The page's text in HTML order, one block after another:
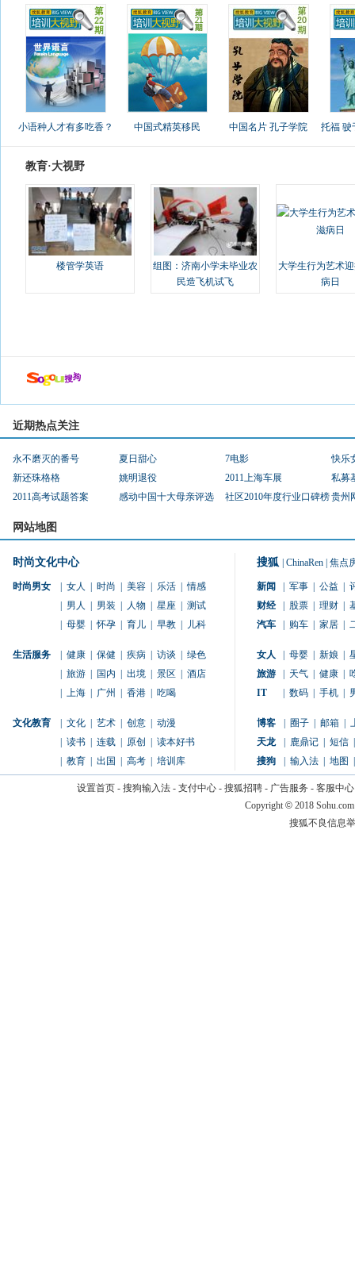
小语种人才有多吃香？ 中国式精英移民 中国名片 孔子学院 托福 驶
教育·大视野
楼管学英语
组图：济南小学未毕业农
民造飞机试飞
大学生行为艺术
病日
近期热点关注
永不磨灭的番号 夏日甜心 7电影
快乐
新还珠格格
姚明退役 2011上海车展
私募
2011高考试题答案
感动中国十大母亲评选 社区2010年度行业口碑榜贵州
网站地图
时尚文化中心
时尚男女 女人 时尚 美容 乐活
情感
男人 男装 人物 星座
测试
母婴 怀孕 育儿 早教 儿科
生活服务 健康 保健 疾病 访谈
绿色
旅游 国内 出境 景区
酒店
上海 广州 香港 吃喝
文化教育 文化 艺术 创意
动漫
读书 连载 原创
读本好书
教育 出国 高考 培训库
搜狐 ChinaRen 焦点
新闻 军事 公益
财经
股票 理财
汽车
购车 家居
女人 母婴 新娘
旅游
天气 健康
IT
数码 手机
博客 圈子 邮箱
天龙
鹿鼎记 短信
搜狗
输入法 地图
设置首页- 搜狗输入法- 支付中心- 搜狐招聘- 广告服务 - 客服中心
Copyright © 2018
搜狐不良信息